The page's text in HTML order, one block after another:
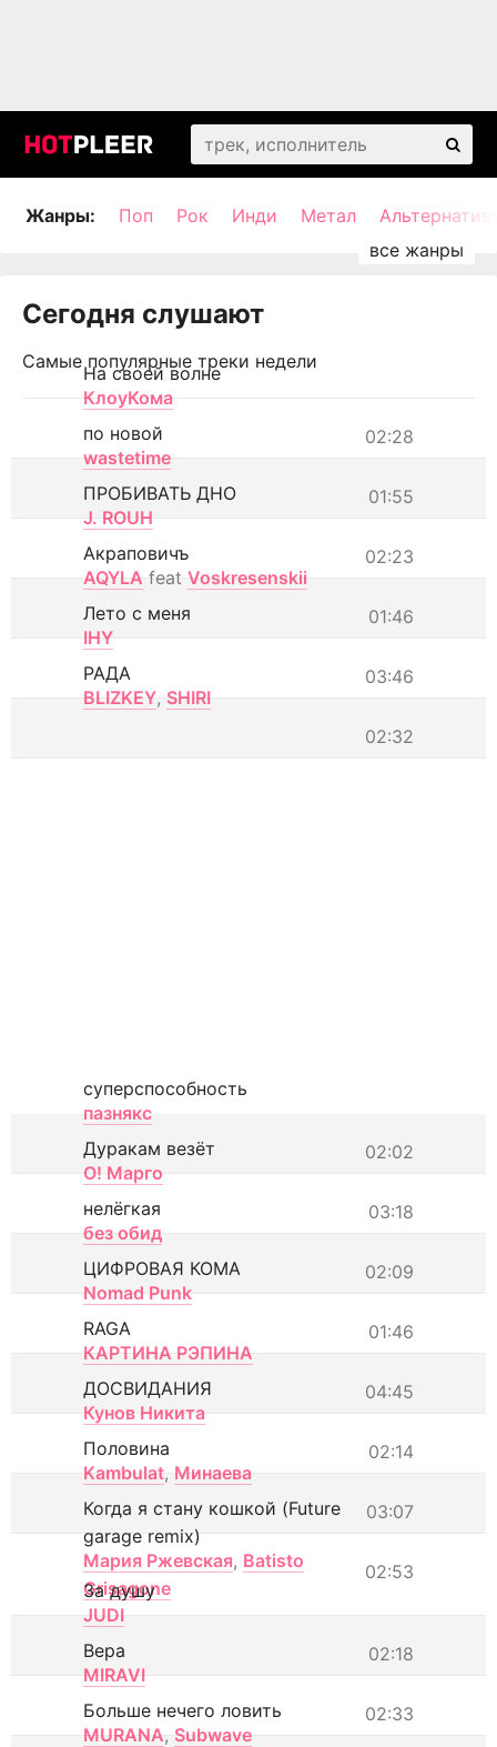
Жанры: Поп Рок Инди Метал
Сегодня слушают
Самые популярные треки недели
На своей волне
КлоуКома
02:28
по новой
wastetime
01:55
ПРОБИВАТЬ ДНО
J. ROUH
02:23
Акраповичъ
AQYLA feat Voskresenskii
01:46
Лето с меня
IHY
03:46
РАДА
BLIZKEY, SHIRI
02:32
суперспособность
пазнякс
02:02
Дуракам везёт
О! Марго
03:18
нелёгкая
без обид
02:09
ЦИФРОВАЯ КОМА
Nomad Punk
01:46
RAGA
КАРТИНА РЭПИНА
04:45
ДОСВИДАНИЯ
Кунов Никита
02:14
Половина
Kambulat, Минаева
03:07
Когда я стану кошкой (Future
garage remix)
Мария Ржевская, Batisto
Grisagone
02:53
За душу
JUDI
02:18
Вера
MIRAVI
02:33
Больше нечего ловить
MURANA, Subwave